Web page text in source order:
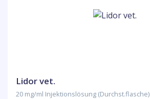
Lidor vet.
20 mg/ml Injektionslösung (Durchst.flasche)